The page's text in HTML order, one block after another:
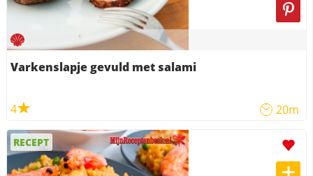
Varkenslapje gevuld met salami
4 20m
RECEPT